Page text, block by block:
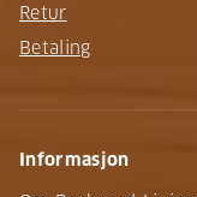
Retur
Betaling
Informasjon